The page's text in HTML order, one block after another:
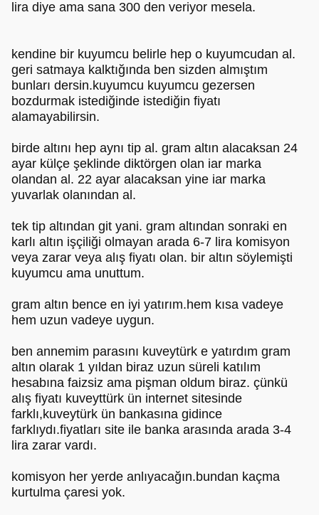
lira diye ama sana 300 den veriyor mesela.
kendine bir kuyumcu belirle hep o kuyumcudan al.
geri satmaya kalktığında ben sizden almıştım
bunları dersin.kuyumcu kuyumcu gezersen
bozdurmak istediğinde istediğin fiyatı
alamayabilirsin.
birde altını hep aynı tip al. gram altın alacaksan 24
ayar külçe şeklinde diktörgen olan iar marka
olandan al. 22 ayar alacaksan yine iar marka
yuvarlak olanından al.
tek tip altından git yani. gram altından sonraki en
karlı altın işçiliği olmayan arada 6-7 lira komisyon
veya zarar veya alış fiyatı olan. bir altın söylemişti
kuyumcu ama unuttum.
gram altın bence en iyi yatırım.hem kısa vadeye
hem uzun vadeye uygun.
ben annemim parasını kuveytürk e yatırdım gram
altın olarak 1 yıldan biraz uzun süreli katılım
hesabına faizsiz ama pişman oldum biraz. çünkü
alış fiyatı kuveyttürk ün internet sitesinde
farklı,kuveytürk ün bankasına gidince
farklıydı.fiyatları site ile banka arasında arada 3-4
lira zarar vardı.
komisyon her yerde anlıyacağın.bundan kaçma
kurtulma çaresi yok.